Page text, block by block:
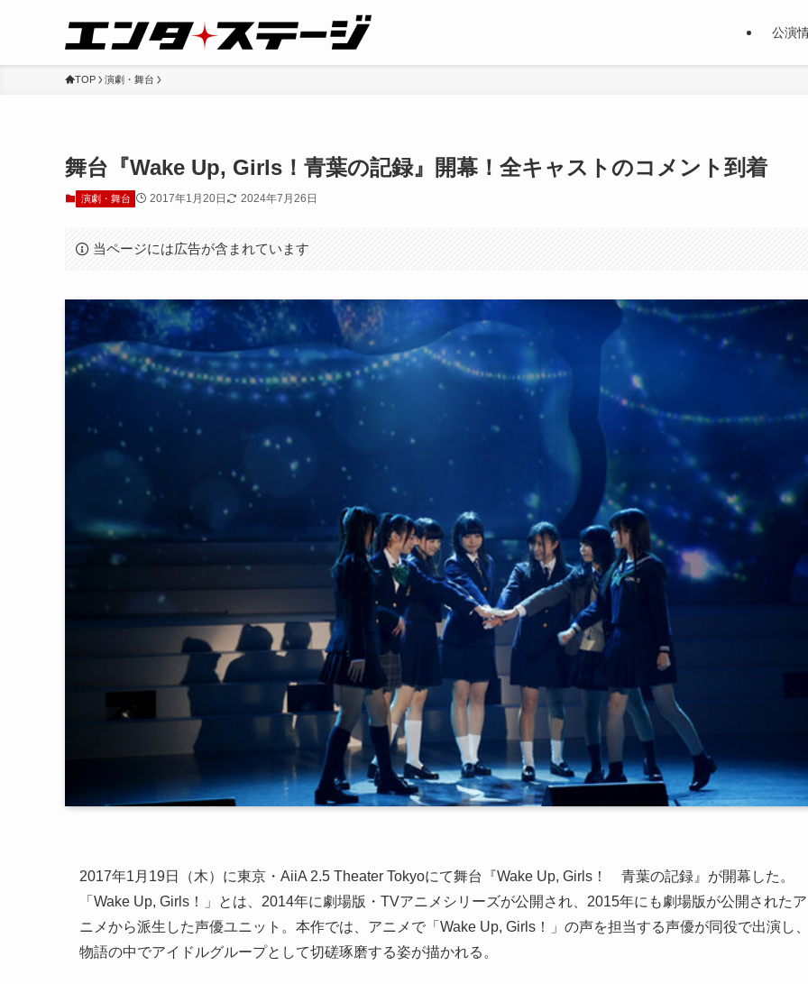
公演
TOP 演劇・舞台
舞台『Wake Up, Girls！青葉の記録』開幕！全キャストのコメント到着
演劇・舞台 2017年1月20日 2024年7月26日
当ページには広告が含まれています
2017年1月19日（木）に東京・AiiA 2.5 Theater Tokyoにて舞台『Wake Up, Girls！ 青葉の記録』が開幕した。
「Wake Up, Girls！」とは、2014年に劇場版・TVアニメシリーズが公開され、2015年にも劇場版が公開されたア
ニメから派生した声優ユニット。本作では、アニメで「Wake Up, Girls！」の声を担当する声優が同役で出演し
物語の中でアイドルグループとして切磋琢磨する姿が描かれる。